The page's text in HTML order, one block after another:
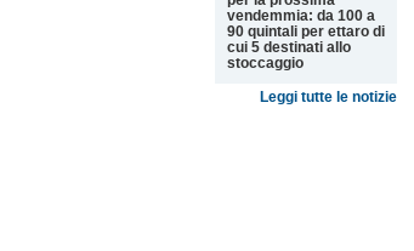
vendemmia: da 100 a
90 quintali per ettaro di
cui 5 destinati allo
stoccaggio
Leggi tutte le notizie